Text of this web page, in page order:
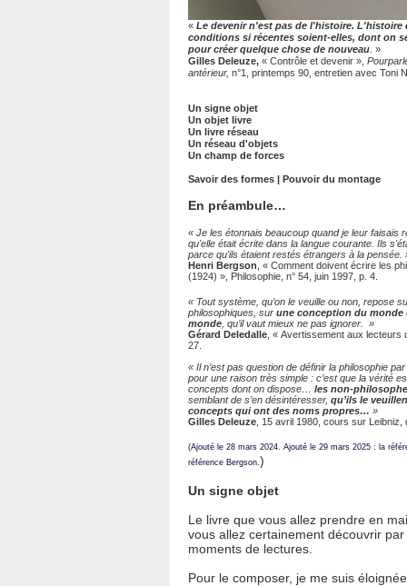
« Le devenir n'est pas de l'histoire. L'histoire
conditions si récentes soient-elles, dont on
pour créer quelque chose de nouveau . »
Gilles Deleuze, « Contrôle et devenir »,
antérieur, n°1, printemps 90, entretien avec Toni
Un signe objet
Un objet livre
Un livre réseau
Un réseau d'objets
Un champ de forces
Savoir des formes | Pouvoir du montage
En préambule…
« Je les étonnais beaucoup quand je leur faisais
qu'elle était écrite dans la langue courante. Ils
parce qu'ils étaient restés étrangers à la pensée.
Henri Bergson , « Comment doivent écrire les
(1924) », Philosophie, n° 54, juin 1997, p. 4.
« Tout système, qu’on le veuille ou non, repose
philosophiques, sur une conception du monde
monde , qu’il vaut mieux ne pas ignorer. »
Gérard Deledalle , « Avertissement aux
27.
« Il n’est pas question de définir la philosophie
pour une raison très simple : c’est que la vérité
concepts dont on dispose… les non-
semblant de s’en désintéresser, qu’ils le
concepts qui ont des noms propres… »
Gilles Deleuze , 15 avril 1980, cours sur
(Ajouté le 28 mars 2024. Ajouté le 29 mars 2025 : la
référence Bergson.)
Un signe objet
Le livre que vous allez prendre en
vous allez certainement découvrir
moments de lectures.
Pour le composer, je me suis